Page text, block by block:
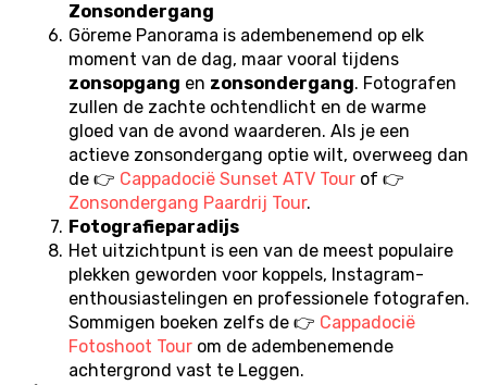
Zonsondergang
Göreme Panorama is adembenemend op elk
zonsopgang en zonsondergang. Fotografen
zullen de zachte ochtendlicht en de warme
gloed van de avond waarderen. Als je een
actieve zonsondergang optie wilt, overweeg dan
de 👉 Cappadocië Sunset ATV Tour
Zonsondergang Paardrij Tour.
Fotografieparadijs
Het uitzichtpunt is een van de meest populaire
plekken geworden voor koppels, Instagram-
enthousiastelingen en professionele fotografen.
Sommigen boeken zelfs de 👉 Cappadocië
Fotoshoot Tour om de adembenemende
achtergrond vast te Leggen.